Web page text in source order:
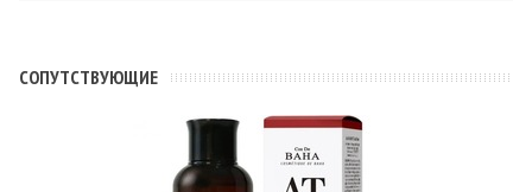
CОПУТСТВУЮЩИЕ